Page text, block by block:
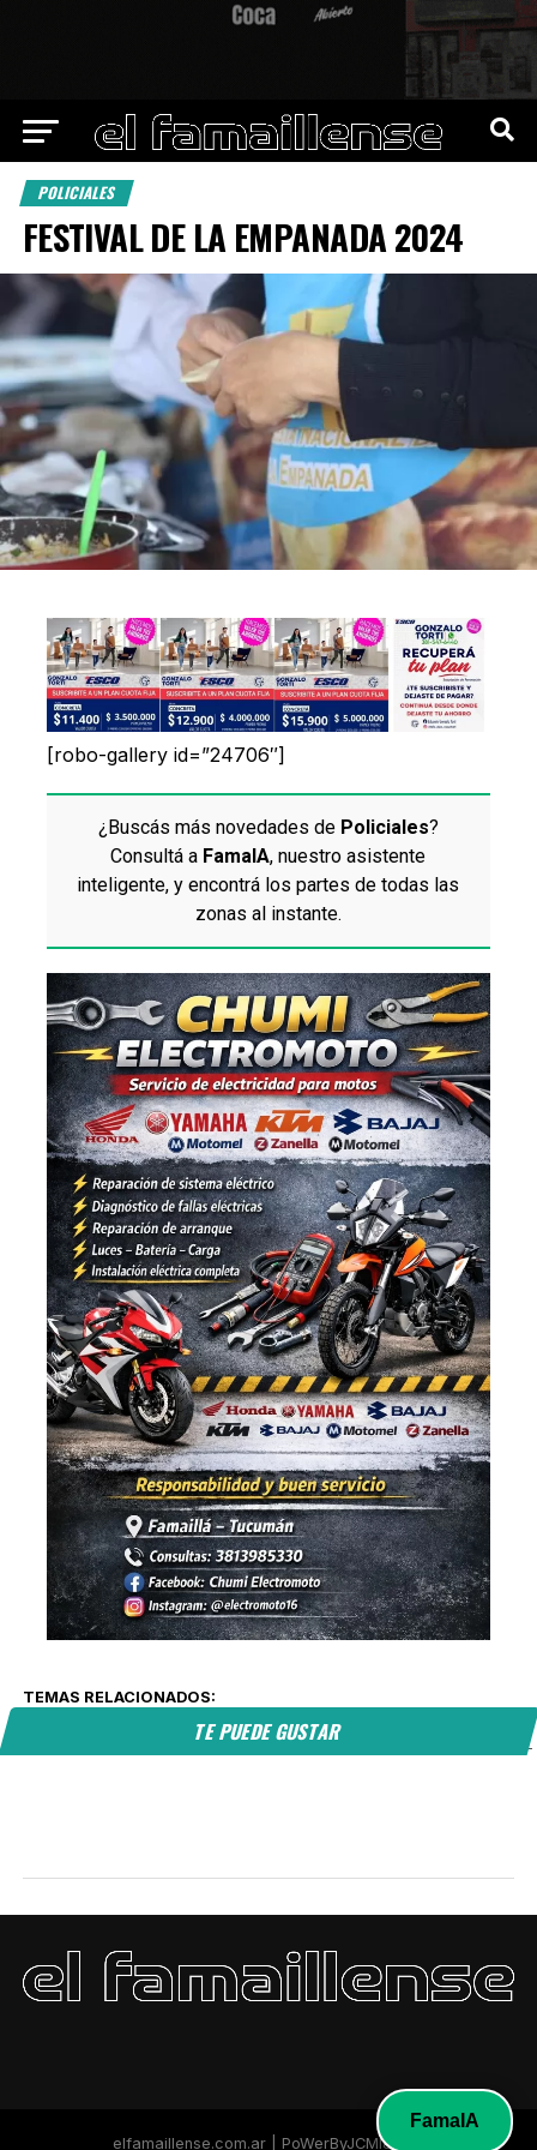
POLICIALES
FESTIVAL DE LA EMPANADA 2024
[robo-gallery id=”24706″]
¿Buscás más novedades de Policiales?
Consultá a FamaIA, nuestro asistente
inteligente, y encontrá los partes de todas las
zonas al instante.
TEMAS RELACIONADOS:
TE PUEDE GUSTAR
elfamaillense.com.ar | PoWerByJCMI&FOS
FamaIA